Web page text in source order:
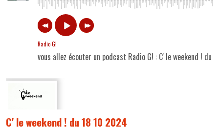
Radio G!
vous allez écouter un podcast Radio G! : C' le weekend ! du
C' le weekend ! du 18 10 2024